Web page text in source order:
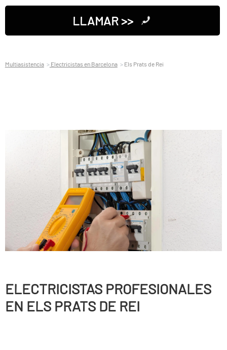
LLAMAR >>
Multiasistencia Electricistas en Barcelona Els Prats de Rei
ELECTRICISTAS PROFESIONALES
EN ELS PRATS DE REI